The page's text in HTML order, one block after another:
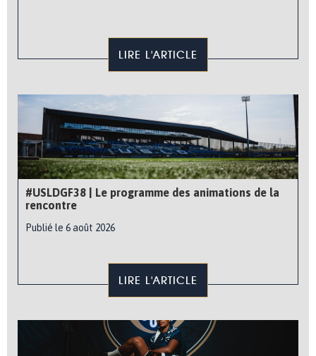
LIRE L'ARTICLE
#USLDGF38 | Le programme des animations de la
rencontre
Publié le 6 août 2026
LIRE L'ARTICLE